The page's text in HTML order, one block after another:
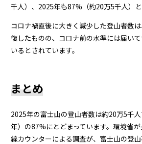
千人）、2025年も87%（約20万5千人）と
コロナ禍直後に大きく減少した登山者数
復したものの、コロナ前の水準には届い
いるとされています。
まとめ
2025年の富士山の登山者数は約20万5千
年）の87%にとどまっています。環境省
線カウンターによる調査が、富士山の登